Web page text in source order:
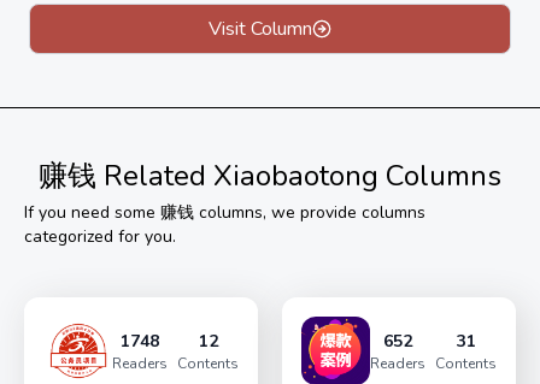
原价299，限时 10 元买断制，满 1000 人订阅涨价至
19.9 元。
Visit Column
赚钱 Related Xiaobaotong Columns
If you need some 赚钱 columns, we provide columns
categorized for you.
1748
Readers
12
Contents
652
Readers
31
Contents